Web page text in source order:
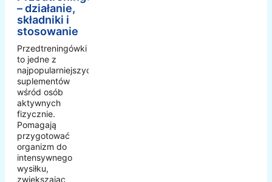
– działanie,
składniki i
stosowanie
Przedtreningówki
to jedne z
najpopularniejszych
suplementów
wśród osób
aktywnych
fizycznie.
Pomagają
przygotować
organizm do
intensywnego
wysiłku,
zwiększając